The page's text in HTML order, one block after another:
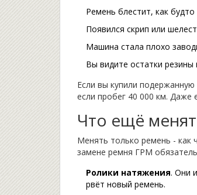
Ремень блестит, как
Появился скрип или
Машина стала плохо
Вы видите остатки
Если вы купили
если пробег 40 000 км. Даже
Что ещё
Менять только ремень - как
замене ремня ГРМ
Ролики натяжения. Они
рвёт новый ремень.